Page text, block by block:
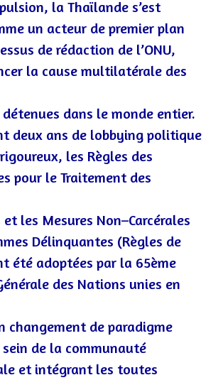
ulsion, la Thaïlande s’est
un acteur de premier plan
de rédaction de l’ONU,
la cause multilatérale des
dans le monde entier.
deux ans de lobbying politique
rigoureux, les Règles des
pour le Traitement des
et les Mesures Non–Carcérales
Délinquantes (Règles de
été adoptées par la 65ème
des Nations unies en
changement de paradigme
sein de la communauté
et intégrant les toutes